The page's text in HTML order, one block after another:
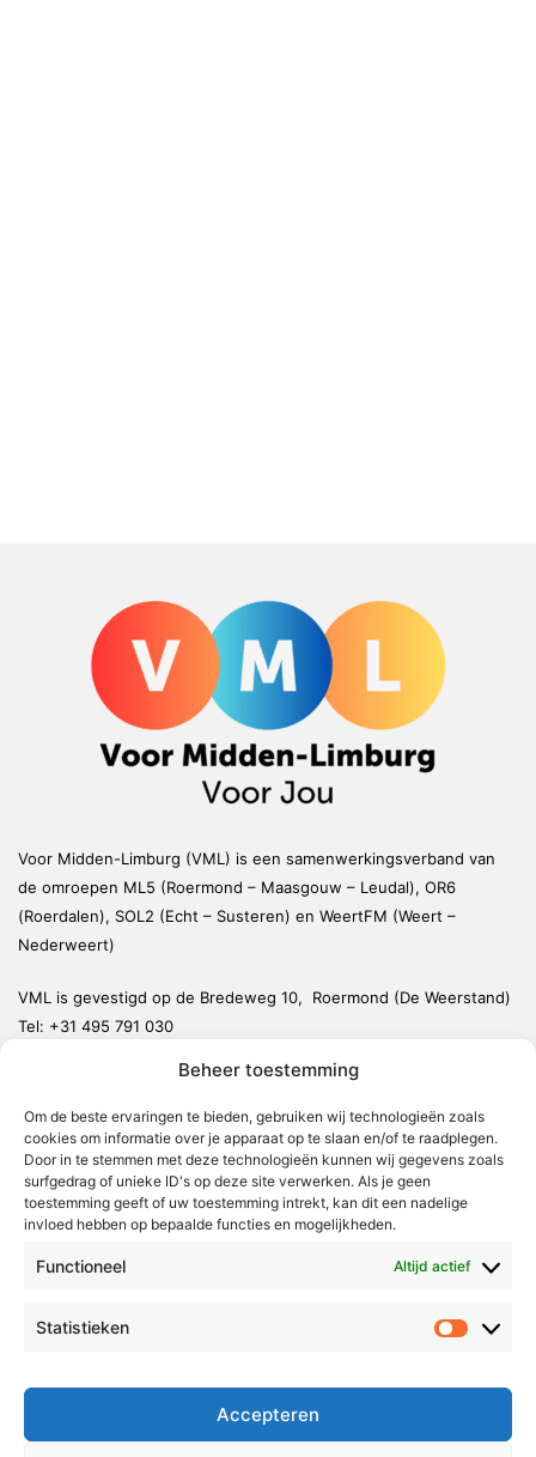
Beheer toestemming
Om de beste ervaringen te bieden, gebruiken wij technologieën zoals
cookies om informatie over je apparaat op te slaan en/of te raadplegen.
Door in te stemmen met deze technologieën kunnen wij gegevens zoals
surfgedrag of unieke ID's op deze site verwerken. Als je geen
toestemming geeft of uw toestemming intrekt, kan dit een nadelige
invloed hebben op bepaalde functies en mogelijkheden.
Functioneel Altijd actief
Statistieken
Accepteren
Voor Midden-Limburg (VML) is een samenwerkingsverband van
de omroepen ML5 (Roermond – Maasgouw – Leudal), OR6
(Roerdalen), SOL2 (Echt – Susteren) en WeertFM (Weert –
Nederweert)
VML is gevestigd op de Bredeweg 10, Roermond (De Weerstand)
Tel: +31 495 791 030
Weert
Nederweert
Leudal
Maasgouw
Echt-Susteren
Roermond
Radio & TV